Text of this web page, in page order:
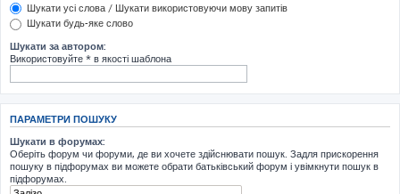
Шукати усі слова / Шукати використовуючи мову запитів
Шукати будь-яке слово
Шукати за автором:
Використовуйте * в якості шаблона
ПАРАМЕТРИ ПОШУКУ
Шукати в форумах:
Оберіть форум чи форуми, де ви хочете здійснювати пошук. Задля прискорення
пошуку в підфорумах ви можете обрати батьківський форум і увімкнути пошук в
підфорумах.